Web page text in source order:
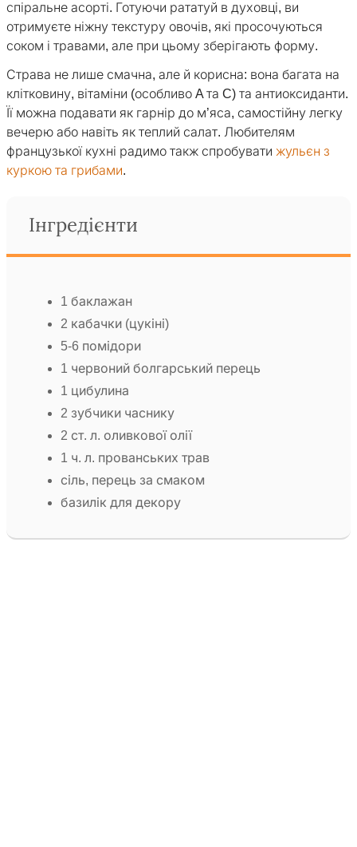
спіральне асорті. Готуючи рататуй в духовці, ви
отримуєте ніжну текстуру овочів, які просочуються
соком і травами, але при цьому зберігають форму.
Страва не лише смачна, але й корисна: вона багата на
клітковину, вітаміни (особливо A та C) та антиоксиданти.
Її можна подавати як гарнір до м’яса, самостійну легку
вечерю або навіть як теплий салат. Любителям
французької кухні радимо такж спробувати жульєн з
куркою та грибами.
Інгредієнти
1 баклажан
2 кабачки (цукіні)
5-6 помідори
1 червоний болгарський перець
1 цибулина
2 зубчики часнику
2 ст. л. оливкової олії
1 ч. л. прованських трав
сіль, перець за смаком
базилік для декору